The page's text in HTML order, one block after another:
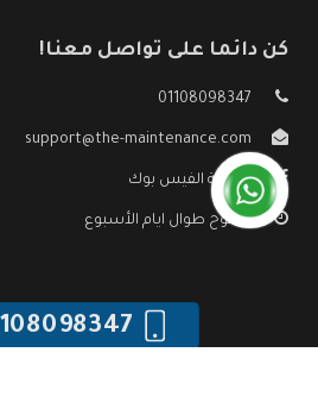
كن دائما على تواصل معنا!
01108098347
support@the-maintenance.com
صفحة الفيس بوك
مفتوح طوال ايام الأسبوع